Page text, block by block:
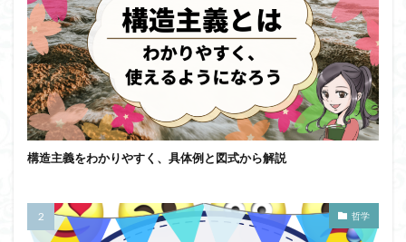
構造主義をわかりやすく、具体例と図式から解説
哲学